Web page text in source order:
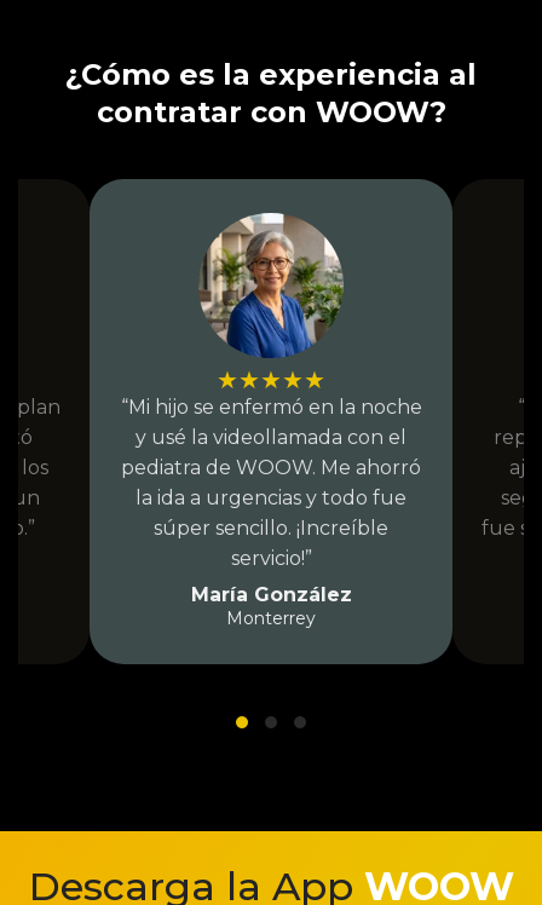
¿Cómo es la experiencia al
contratar con WOOW?
plan
los
un
★★★★★
“Mi hijo se enfermó en la noche
y usé la videollamada con el
pediatra de WOOW. Me ahorró
la ida a urgencias y todo fue
súper sencillo. ¡Increíble
servicio!”
María González
Monterrey
fue
Descarga la App WOOW